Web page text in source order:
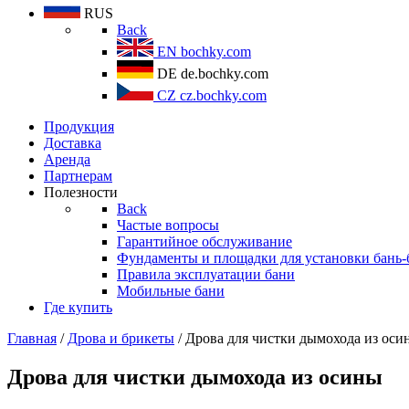
RUS
Back
EN bochky.com
DE de.bochky.com
CZ cz.bochky.com
Продукция
Доставка
Аренда
Партнерам
Полезности
Back
Частые вопросы
Гарантийное обслуживание
Фундаменты и площадки для установки бань-
Правила эксплуатации бани
Мобильные бани
Где купить
Главная / Дрова и брикеты / Дрова для чистки дымохода из
Дрова для чистки дымохода из осины